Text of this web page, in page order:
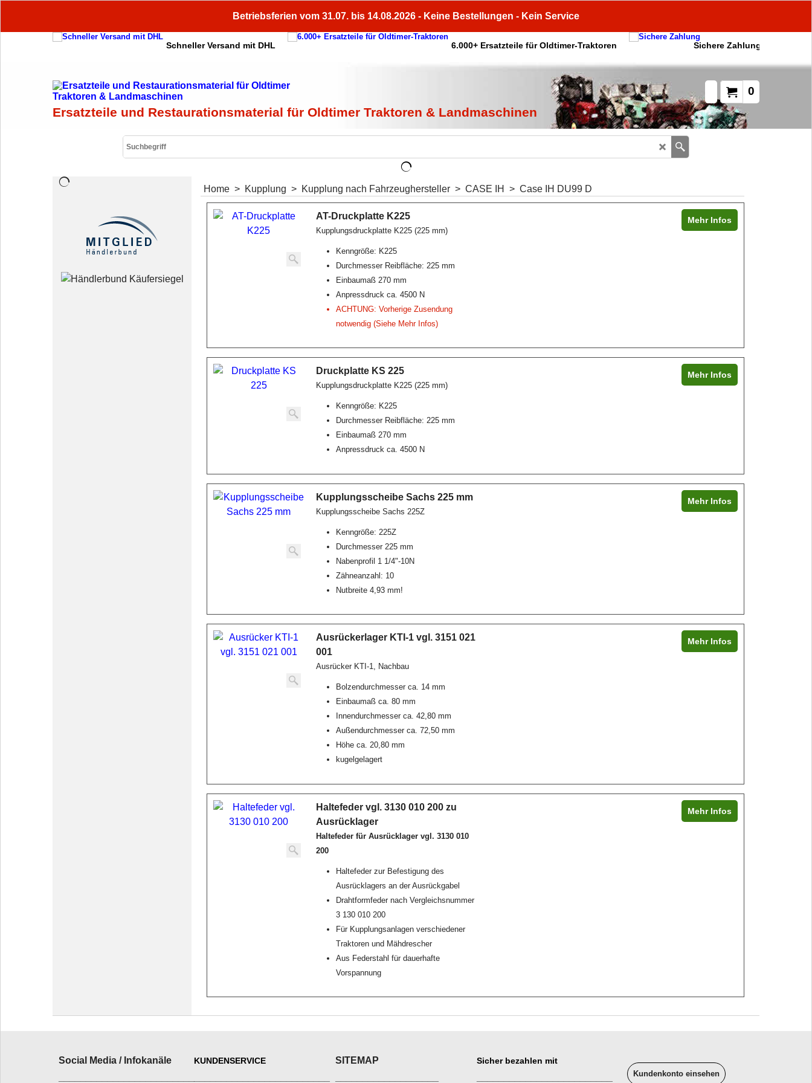
Betriebsferien vom 31.07. bis 14.08.2026 - Keine Bestellungen - Kein Service
Schneller Versand mit DHL 6.000+ Ersatzteile für Oldtimer-Traktoren Sichere Zahlung
0
Ersatzteile und Restaurationsmaterial für Oldtimer Traktoren & Landmaschinen
Home > Kupplung > Kupplung nach Fahrzeughersteller > CASE IH > Case IH DU99 D
AT-Druckplatte K225
Kupplungsdruckplatte K225 (225 mm)
Kenngröße: K225
Durchmesser Reibfläche: 225 mm
Einbaumaß 270 mm
Anpressdruck ca. 4500 N
ACHTUNG: Vorherige Zusendung
notwendig (Siehe Mehr Infos)
Mehr Infos
Druckplatte KS 225
Kupplungsdruckplatte K225 (225 mm)
Kenngröße: K225
Durchmesser Reibfläche: 225 mm
Einbaumaß 270 mm
Anpressdruck ca. 4500 N
Mehr Infos
Kupplungsscheibe Sachs 225 mm
Kupplungsscheibe Sachs 225Z
Kenngröße: 225Z
Durchmesser 225 mm
Nabenprofil 1 1/4"-10N
Zähneanzahl: 10
Nutbreite 4,93 mm!
Mehr Infos
Ausrückerlager KTI-1 vgl. 3151 021
001
Ausrücker KTI-1, Nachbau
Bolzendurchmesser ca. 14 mm
Einbaumaß ca. 80 mm
Innendurchmesser ca. 42,80 mm
Außendurchmesser ca. 72,50 mm
Höhe ca. 20,80 mm
kugelgelagert
Mehr Infos
Haltefeder vgl. 3130 010 200 zu
Ausrücklager
Haltefeder für Ausrücklager vgl. 3130 010
200
Haltefeder zur Befestigung des
Ausrücklagers an der Ausrückgabel
Drahtformfeder nach Vergleichsnummer
3 130 010 200
Für Kupplungsanlagen verschiedener
Traktoren und Mähdrescher
Aus Federstahl für dauerhafte
Vorspannung
Mehr Infos
Social Media / Infokanäle
KUNDENSERVICE
SITEMAP
Sicher bezahlen mit
Kundenkonto einsehen